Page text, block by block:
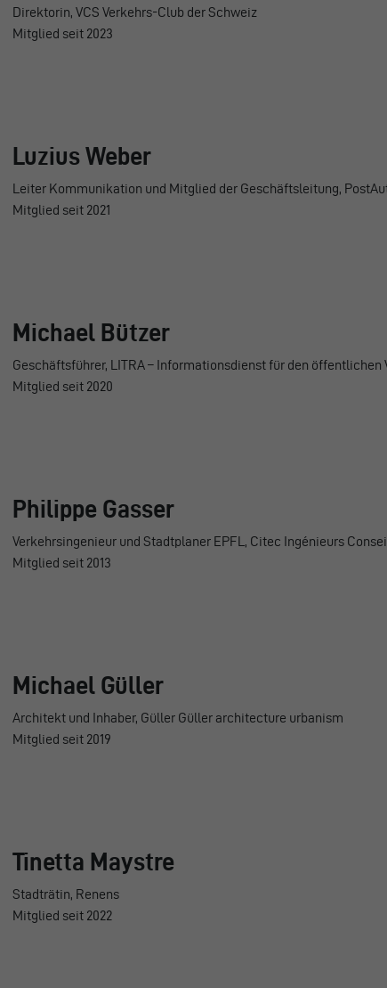
Direktorin, VCS Verkehrs-Club der Schweiz
Mitglied seit 2023
Luzius Weber
Leiter Kommunikation und Mitglied der Geschäftsleitung,
Mitglied seit 2021
Michael Bützer
Geschäftsführer, LITRA – Informationsdienst für den öffentlichen
Mitglied seit 2020
Philippe Gasser
Verkehrsingenieur und Stadtplaner EPFL, Citec Ingénieurs
Mitglied seit 2013
Michael Güller
Architekt und Inhaber, Güller Güller architecture urbanism
Mitglied seit 2019
Tinetta Maystre
Stadträtin, Renens
Mitglied seit 2022